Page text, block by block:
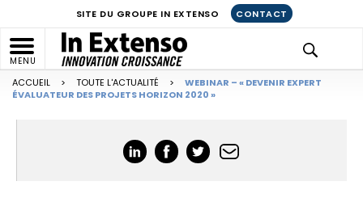
MENU
SITE DU GROUPE IN EXTENSO CONTACT
ACCUEIL > TOUTE L'ACTUALITÉ >
WEBINAR – « DEVENIR EXPERT
ÉVALUATEUR DES PROJETS HORIZON 2020 »